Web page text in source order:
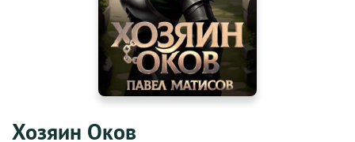
Хозяин Оков